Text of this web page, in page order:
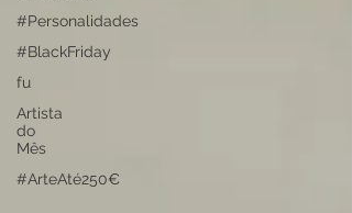
#Personalidades
#BlackFriday
fu
Artista
do
Mês
#ArteAté250€